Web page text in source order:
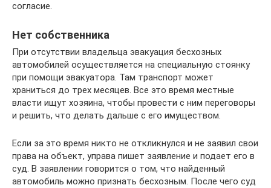
согласие.
Нет собственника
При отсутствии владельца эвакуация бесхозных
автомобилей осуществляется на специальную стоянку
при помощи эвакуатора. Там транспорт может
храниться до трех месяцев. Все это время местные
власти ищут хозяина, чтобы провести с ним переговоры
и решить, что делать дальше с его имуществом.
Если за это время никто не откликнулся и не заявил свои
права на объект, управа пишет заявление и подает его в
суд. В заявлении говорится о том, что найденный
автомобиль можно признать бесхозным. После чего суд